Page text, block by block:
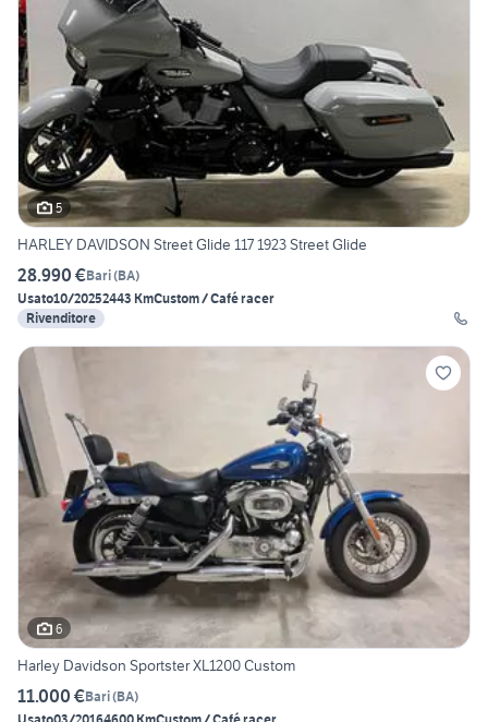
5
HARLEY DAVIDSON Street Glide 117 1923 Street Glide
28.990 €Bari(BA)
Usato10/20252443 KmCustom / Café racer
Rivenditore
6
Harley Davidson Sportster XL1200 Custom
11.000 €Bari(BA)